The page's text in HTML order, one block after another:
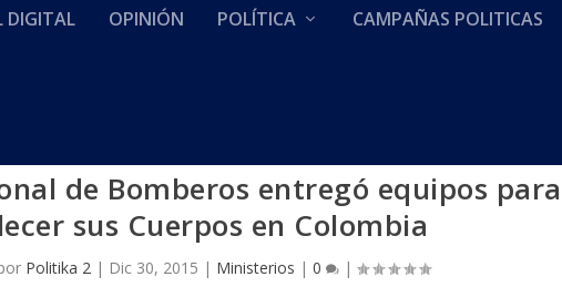
DIGITAL OPINIÓN POLÍTICA CAMPAÑAS POLITICAS
de Bomberos entregó equipos para
sus Cuerpos en Colombia
Politika 2| Dic 30, 2015 | Ministerios | 0 |